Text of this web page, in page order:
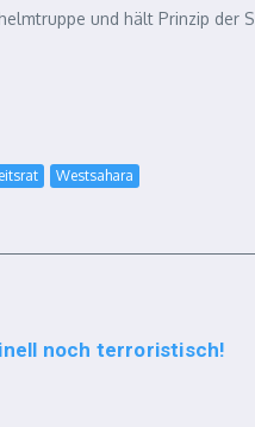
und hält Prinzip der
Westsahara
noch terroristisch!